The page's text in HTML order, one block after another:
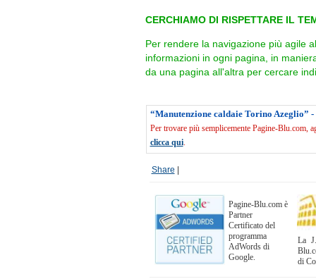
CERCHIAMO DI RISPETTARE IL
Per rendere la navigazione più agile
informazioni in ogni pagina, in
da una pagina all'altra per cercare
“Manutenzione caldaie Torino Azeglio”
Per trovare più semplicemente Pagine-Blu.com,
clicca qui.
Share
Pagine-Blu.com è
Partner
Certificato del
programma
AdWords di
Google.
La
di